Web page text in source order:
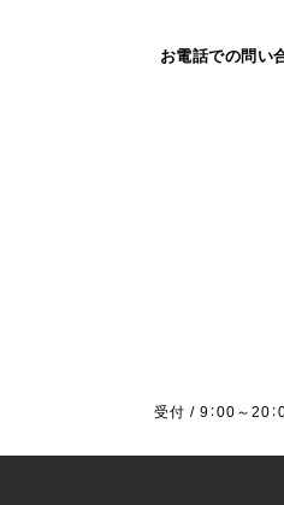
お電話での問い
受付 / 9：00～20